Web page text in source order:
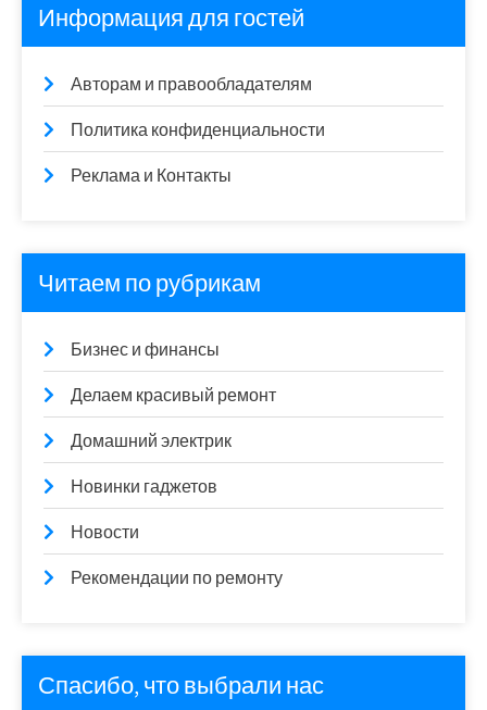
Информация для гостей
Авторам и правообладателям
Политика конфиденциальности
Реклама и Контакты
Читаем по рубрикам
Бизнес и финансы
Делаем красивый ремонт
Домашний электрик
Новинки гаджетов
Новости
Рекомендации по ремонту
Спасибо, что выбрали нас